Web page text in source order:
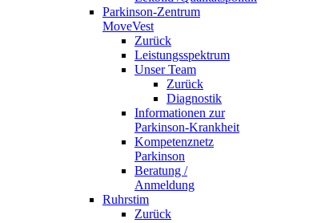
Parkinson-Zentrum
MoveVest
Zurück
Leistungsspektrum
Unser Team
Zurück
Diagnostik
Informationen zur
Parkinson-Krankheit
Kompetenznetz
Parkinson
Beratung /
Anmeldung
Ruhrstim
Zurück